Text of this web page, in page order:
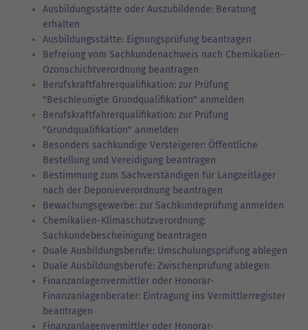
Ausbildungsstätte oder Auszubildende: Beratung
erhalten
Ausbildungsstätte: Eignungsprüfung beantragen
Befreiung vom Sachkundenachweis nach Chemikalien-
Ozonschichtverordnung beantragen
Berufskraftfahrerqualifikation: zur Prüfung
"Beschleunigte Grundqualifikation" anmelden
Berufskraftfahrerqualifikation: zur Prüfung
"Grundqualifikation" anmelden
Besonders sachkundige Versteigerer: Öffentliche
Bestellung und Vereidigung beantragen
Bestimmung zum Sachverständigen für Langzeitlager
nach der Deponieverordnung beantragen
Bewachungsgewerbe: zur Sachkundeprüfung anmelden
Chemikalien-Klimaschutzverordnung:
Sachkundebescheinigung beantragen
Duale Ausbildungsberufe: Umschulungsprüfung ablegen
Duale Ausbildungsberufe: Zwischenprüfung ablegen
Finanzanlagenvermittler oder Honorar-
Finanzanlagenberater: Eintragung ins Vermittlerregister
beantragen
Finanzanlagenvermittler oder Honorar-